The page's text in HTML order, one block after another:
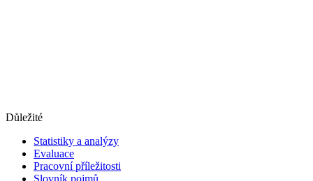
Důležité
Statistiky a analýzy
Evaluace
Pracovní příležitosti
Slovník pojmů